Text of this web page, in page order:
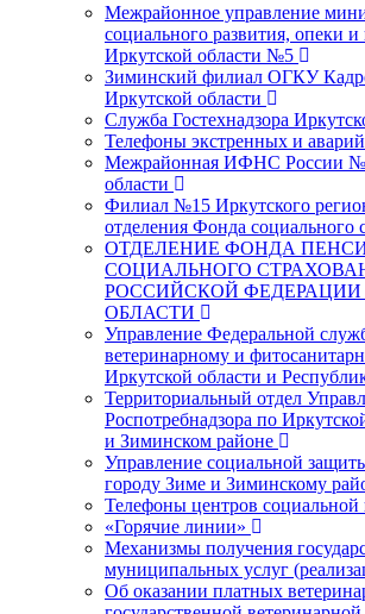
Межрайонное управление
социального развития, опеки и
Иркутской области №5
Зиминский филиал ОГКУ
Иркутской области
Служба Гостехнадзора
Телефоны экстренных и
Межрайонная ИФНС России №
области
Филиал №15 Иркутского
отделения Фонда социального
ОТДЕЛЕНИЕ ФОНДА
СОЦИАЛЬНОГО
РОССИЙСКОЙ
ОБЛАСТИ
Управление Федеральной
ветеринарному и
Иркутской области и
Территориальный отдел
Роспотребнадзора по
и Зиминском районе
Управление социальной
городу Зиме и Зиминскому
Телефоны центров
«Горячие линии»
Механизмы получения
муниципальных услуг
Об оказании платных